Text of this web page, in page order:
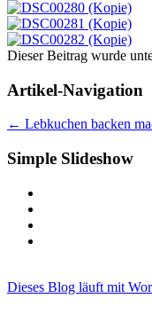
Dieser Beitrag wurde
Artikel-Navigation
← Lebkuchen backen
Simple Slideshow
Dieses Blog läuft mit